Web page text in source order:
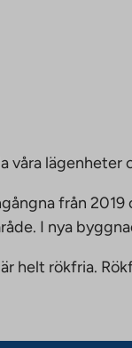
våra
från
I nya
helt rökfria.